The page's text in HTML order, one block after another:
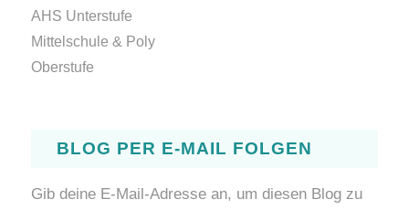
AHS Unterstufe
Mittelschule & Poly
Oberstufe
BLOG PER E-MAIL FOLGEN
Gib deine E-Mail-Adresse an, um diesen Blog zu